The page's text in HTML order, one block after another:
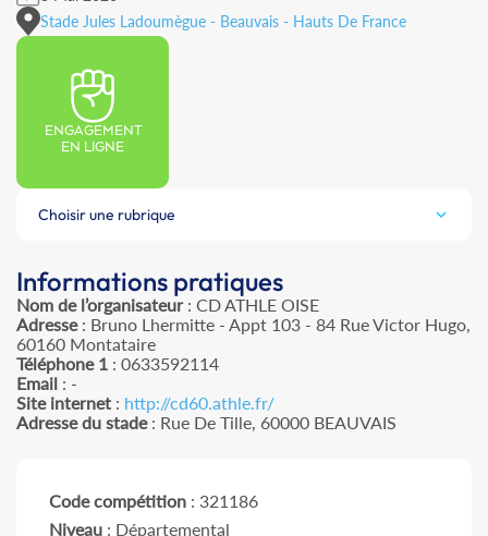
Stade Jules Ladoumègue - Beauvais - Hauts De France
ENGAGEMENT
EN LIGNE
Choisir une rubrique
Informations pratiques
Nom de l’organisateur: CD ATHLE OISE
Adresse: Bruno Lhermitte - Appt 103 - 84 Rue Victor Hugo,
60160 Montataire
Téléphone 1 : 0633592114
Email : -
Site internet : http://cd60.athle.fr/
Adresse du stade: Rue De Tille, 60000 BEAUVAIS
Code compétition : 321186
Niveau : Départemental